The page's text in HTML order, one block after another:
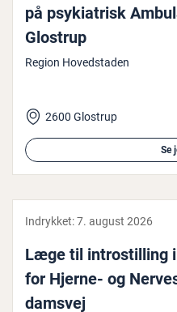
på psy­ki­a­trisk
Glostrup
Region Hovedstaden
2600 Glostrup
Se
Indrykket:7. august 2026
Læge til in­trostil­ling
for Hjerne- og
dams­vej